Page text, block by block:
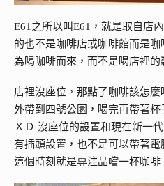
E61之所以叫E61，就是取自店
的也不是咖啡店或咖啡館而是
為喝咖啡而來，而不是喝店裡的
店裡沒座位，那點了咖啡該怎
外帶到四號公園，喝完再帶著
ＸＤ 沒座位的設置和現在新一
有插頭設置，也不是可以帶著
這個時刻就是專注品嚐一杯咖啡